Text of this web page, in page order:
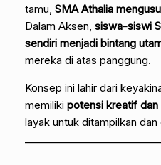
tamu, SMA Athalia
Dalam Aksen, siswa-siswi
sendiri menjadi bintang
mereka di atas panggung.
Konsep ini lahir dari
memiliki potensi kreatif dan
layak untuk ditampilkan